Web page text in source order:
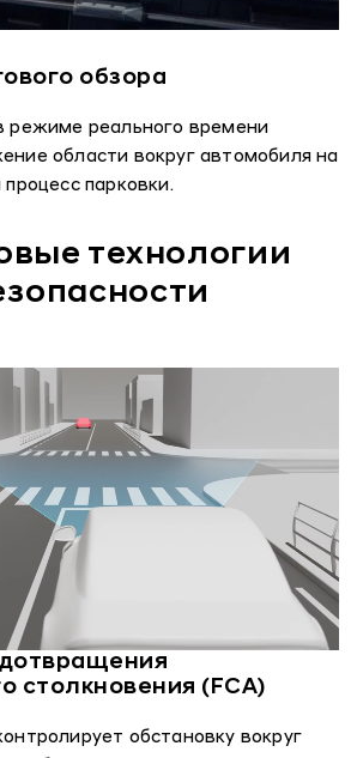
обзора
режиме реального времени
области вокруг автомобиля на
парковки.
технологии
столкновения (FCA)
обстановку вокруг